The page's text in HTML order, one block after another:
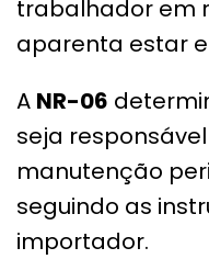
trabalhador em
aparenta estar
A NR-06
seja
manutenção
seguindo as
importador.